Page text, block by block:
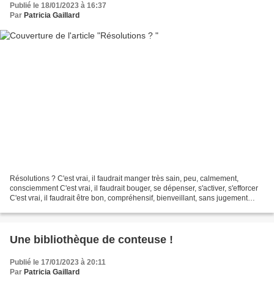
Publié le 18/01/2023 à 16:37
Par Patricia Gaillard
Résolutions ? C'est vrai, il faudrait manger très sain, peu, calmement,
consciemment C'est vrai, il faudrait bouger, se dépenser, s'activer, s'efforcer
C'est vrai, il faudrait être bon, compréhensif, bienveillant, sans jugement
Une bibliothèque de conteuse !
Publié le 17/01/2023 à 20:11
Par Patricia Gaillard